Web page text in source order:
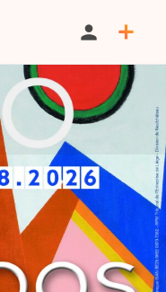
en